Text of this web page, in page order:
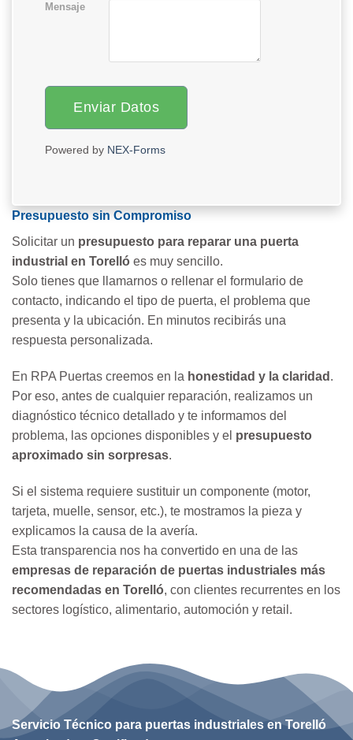
Mensaje
Enviar Datos
Powered by NEX-Forms
Presupuesto sin Compromiso
Solicitar un presupuesto para reparar una puerta
industrial en Torelló es muy sencillo.
Solo tienes que llamarnos o rellenar el formulario de
contacto, indicando el tipo de puerta, el problema que
presenta y la ubicación. En minutos recibirás una
respuesta personalizada.
En RPA Puertas creemos en la honestidad y la claridad .
Por eso, antes de cualquier reparación, realizamos un
diagnóstico técnico detallado y te informamos del
problema, las opciones disponibles y el presupuesto
aproximado sin sorpresas.
Si el sistema requiere sustituir un componente (motor,
tarjeta, muelle, sensor, etc.), te mostramos la pieza y
explicamos la causa de la avería.
Esta transparencia nos ha convertido en una de las
empresas de reparación de puertas industriales más
recomendadas en Torelló, con clientes recurrentes en los
sectores logístico, alimentario, automoción y retail.
Servicio Técnico para puertas industriales en Torelló